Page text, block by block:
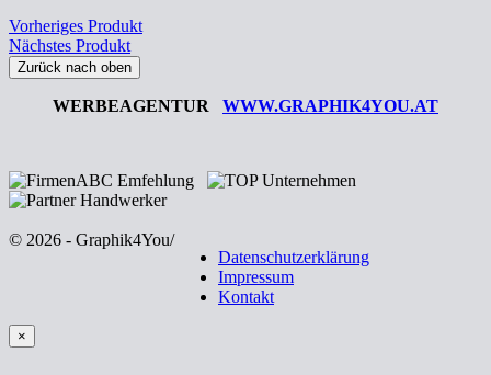
Vorheriges Produkt
Nächstes Produkt
Zurück nach oben
WERBEAGENTUR WWW.GRAPHIK4YOU.AT
© 2026 - Graphik4You/
Datenschutzerklärung
Impressum
Kontakt
×